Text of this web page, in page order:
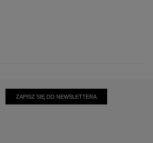
ZAPISZ SIĘ DO NEWSLETTERA